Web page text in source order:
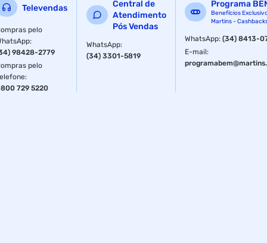
Televendas
pelo
:
98428-2779
pelo
:
729 5220
Central de
Atendimento
Pós Vendas
WhatsApp:
(34) 3301-5819
Programa
Benefícios
Martins -
WhatsApp:(34) 8413-
E-mail: